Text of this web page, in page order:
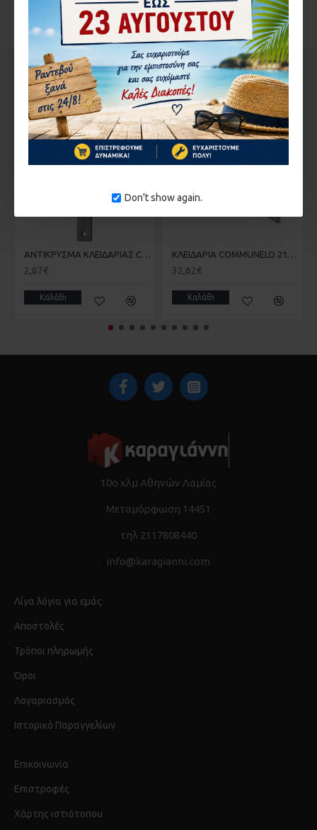
Don't show again.
ΑΞΙΟΛΟΓΉΣΕΙΣ
ΑΠΌ ΤΟΝ ΊΔΙΟ ΚΑΤΑΣΚΕΥΑΣΤΉ ΣΤΗΝ ΄ΙΔΙΑ ΚΑΤΗΓΟΡΊΑ
ΑΝΤΙΚΡΥΣΜΑ ΚΛΕΙΔΑΡΙΑΣ COMUNELLO 215 ΣΥΡΟΜΕΝΗΣ ΚΑΓΚΕΛΟΠΟΡΤΑΣ
2,87€
Καλάθι
ΚΛΕΙΔΑΡΙΑ COMMUNELO 215 ΓΑΝΤΖΟΥ ΣΥΡΟΜΕΝΗΣ ΑΥΛΟΠΟΡΤΑΣ ΜΕ ΠΕΙΡΟ
32,62€
Καλάθι
10ο χλμ Αθηνών Λαμίας
Μεταμόρφωση 14451
τηλ 2117808440
info@karagianni.com
Λίγα λόγια για εμάς
Αποστολές
Τρόποι πληρωμής
Όροι
Λογαριασμός
Ιστορικό Παραγγελίων
Επικοινωνία
Επιστροφές
Χάρτης ιστιότοπου